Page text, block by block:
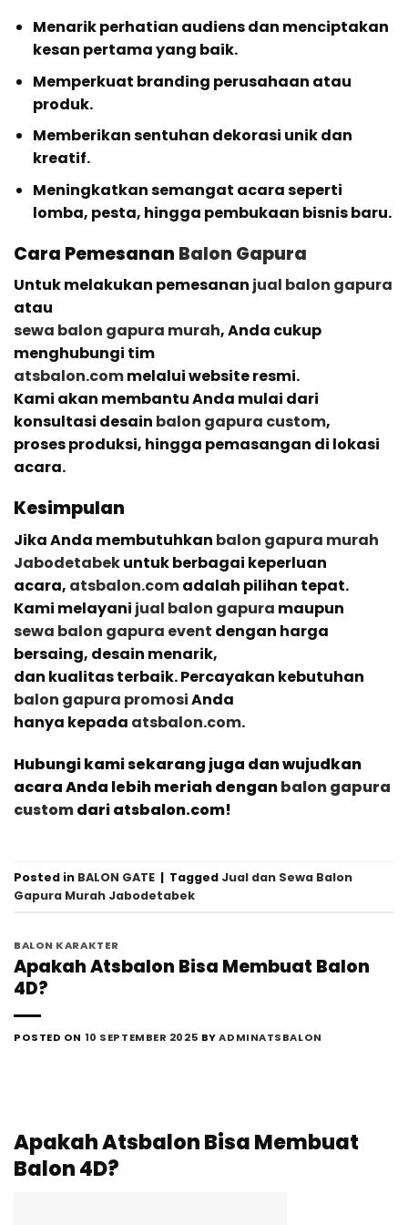
Menarik perhatian audiens dan menciptakan
kesan pertama yang baik.
Memperkuat branding perusahaan atau
produk.
Memberikan sentuhan dekorasi unik dan
kreatif.
Meningkatkan semangat acara seperti
lomba, pesta, hingga pembukaan bisnis baru.
Cara Pemesanan Balon Gapura
Untuk melakukan pemesanan jual balon gapura
atau
sewa balon gapura murah, Anda cukup
menghubungi tim
atsbalon.commelalui website resmi.
Kami akan membantu Anda mulai dari
konsultasi desain balon gapura custom,
proses produksi, hingga pemasangan di lokasi
acara.
Kesimpulan
Jika Anda membutuhkan balon gapura murah
Jabodetabekuntuk berbagai keperluan
acara, atsbalon.comadalah pilihan tepat.
Kami melayani jual balon gapura maupun
sewa balon gapura event dengan harga
bersaing, desain menarik,
dan kualitas terbaik. Percayakan kebutuhan
balon gapura promosiAnda
hanya kepada atsbalon.com.
Hubungi kami sekarang juga dan wujudkan
acara Anda lebih meriah denganbalon gapura
customdari atsbalon.com!
Posted in BALON GATE | Tagged Jual dan Sewa Balon
Gapura Murah Jabodetabek
BALON KARAKTER
Apakah Atsbalon Bisa Membuat Balon
4D?
POSTED ON 10 SEPTEMBER 2025 BYADMINATSBALON
Apakah Atsbalon Bisa Membuat
Balon 4D?